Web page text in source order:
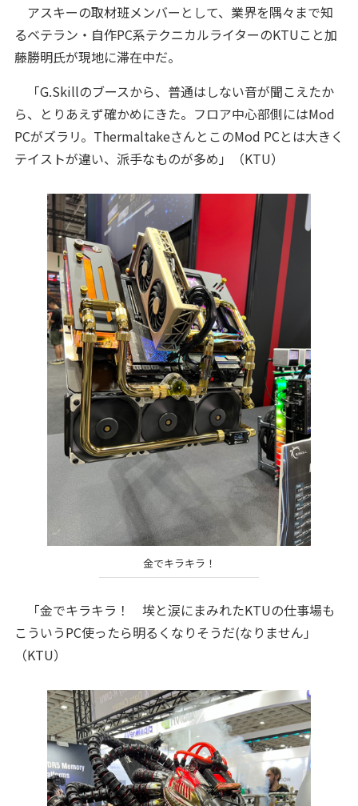
アスキーの取材班メンバーとして、業界を隅々まで知
るベテラン・自作PC系テクニカルライターのKTUこと加
藤勝明氏が現地に滞在中だ。
「G.Skillのブースから、普通はしない音が聞こえたか
ら、とりあえず確かめにきた。フロア中心部側にはMod
PCがズラリ。ThermaltakeさんとこのMod PCとは大きく
テイストが違い、派手なものが多め」（KTU）
金でキラキラ！
「金でキラキラ！ 埃と涙にまみれたKTUの仕事場も
こういうPC使ったら明るくなりそうだ(なりません」
（KTU）